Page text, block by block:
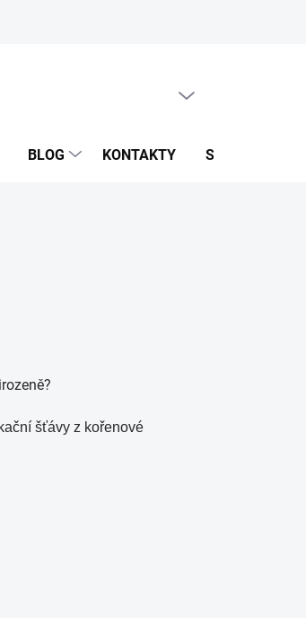
BLOG KONTAKTY SROVNÁNÍ S
šťávy z kořenové